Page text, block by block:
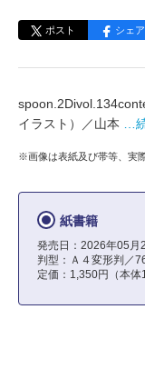
ポスト シェア
イラスト）／山本
…
※画像は表紙及び帯等、実
紙書籍
発売日：2026年05月
判型：Ａ４変形判／
定価：1,350円（本体